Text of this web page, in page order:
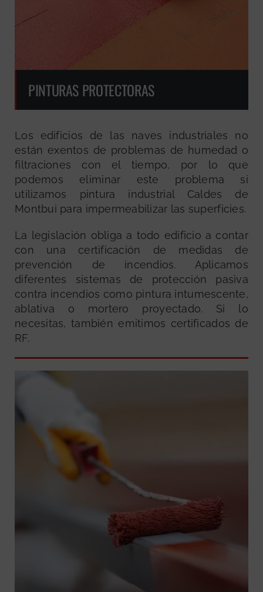
PINTURAS PROTECTORAS
Los edificios de las naves industriales no
están exentos de problemas de humedad o
filtraciones con el tiempo, por lo que
podemos eliminar este problema si
utilizamos pintura industrial Caldes de
Montbui para impermeabilizar las superficies.
La legislación obliga a todo edificio a contar
con una certificación de medidas de
prevención de incendios. Aplicamos
diferentes sistemas de protección pasiva
contra incendios como pintura intumescente,
ablativa o mortero proyectado. Si lo
necesitas, también emitimos certificados de
RF.